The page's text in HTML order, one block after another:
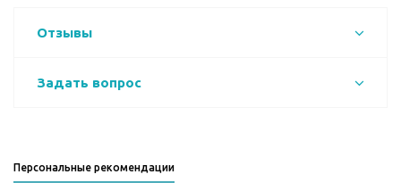
Отзывы
Задать вопрос
Персональные рекомендации